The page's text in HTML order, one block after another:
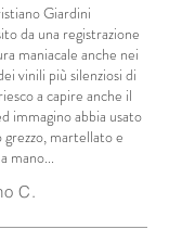
Giardini
da una registrazione
maniacale anche nei
vinili più silenziosi di
a capire anche il
immagino abbia usato
martellato e
mano...
C.